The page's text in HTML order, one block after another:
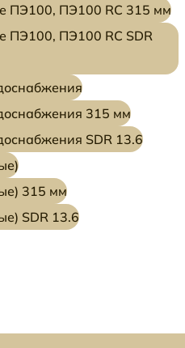
ПЭ100, ПЭ100 RC 315 мм
ПЭ100, ПЭ100 RC SDR
315 мм
SDR 13.6
315 мм
SDR 13.6